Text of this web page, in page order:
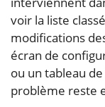
voir la liste
modifications
écran de
ou un tableau
problème reste